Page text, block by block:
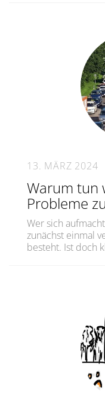
13. MÄRZ 2024
Warum tun
Probleme
Wer sich
zunächst einmal
besteht. Ist doch